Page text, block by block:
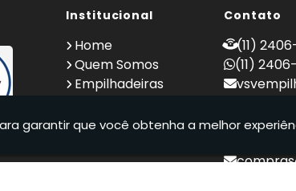
Comprar Empilhadeira Comprar Empilhadeira
25 ton
Comprar Empilhadeira 25 ton
Institucional
Home
Quem Somos
Empilhadeiras
Informações
Contato
(11)
(11)
garantir que você obtenha a melhor